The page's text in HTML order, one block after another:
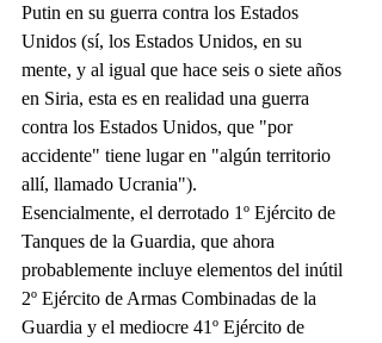
Putin en su guerra contra los Estados
Unidos (sí, los Estados Unidos, en su
mente, y al igual que hace seis o siete años
en Siria, esta es en realidad una guerra
contra los Estados Unidos, que "por
accidente" tiene lugar en "algún territorio
allí, llamado Ucrania").
Esencialmente, el derrotado 1º Ejército de
Tanques de la Guardia, que ahora
probablemente incluye elementos del inútil
2º Ejército de Armas Combinadas de la
Guardia y el mediocre 41º Ejército de